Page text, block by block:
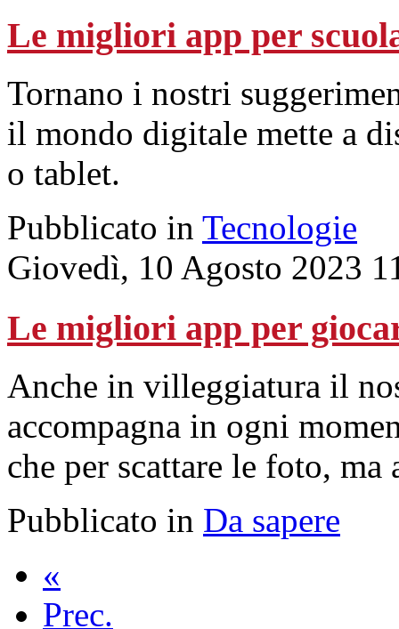
Le migliori app per
Tornano i nostri
il mondo digitale mette a
o tablet.
Pubblicato in Tecnologie
Giovedì, 10 Agosto 2023
Le migliori app per
Anche in villeggiatura il
accompagna in ogni
che per scattare le foto, ma
Pubblicato in Da sapere
«
Prec.